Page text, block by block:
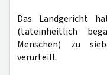
Das Landgericht
(tateinheitlich
Menschen) zu
verurteilt.